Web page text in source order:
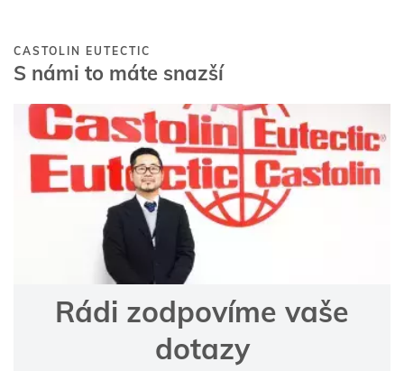
CASTOLIN EUTECTIC
S námi to máte snazší
Rádi zodpovíme vaše
dotazy